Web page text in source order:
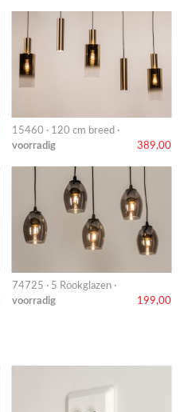
15460 · 120 cm breed ·
voorradig
389,00
74725 · 5 Rookglazen ·
voorradig
199,00